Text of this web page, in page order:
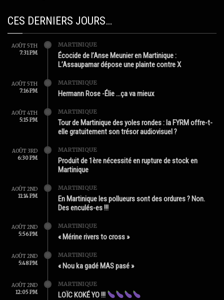
CES DERNIERS JOURS…
AOÛT 5TH
7:31 PM
MARTINIQUE
Écocide de l’Anse Meunier en Martinique :
L’Assaupamar dépose une plainte contre X
AOÛT 5TH
7:16 PM
MARTINIQUE
Hermann Rose -Élie …ça va mieux
AOÛT 4TH
5:15 PM
MARTINIQUE
Tour de Martinique des yoles rondes : la FYRM offre-t-
elle gratuitement son trésor audiovisuel ?
AOÛT 3RD
6:30 PM
MARTINIQUE
Produit de 1ère nécessité en rupture de stock en
Martinique
AOÛT 2ND
11:14 PM
MARTINIQUE
En Martinique les pollueurs sont des ordures ? Non.
Des enculés-es !!!
AOÛT 2ND
5:56 PM
MARTINIQUE
« Mérine rivers to cross »
AOÛT 2ND
5:48 PM
MARTINIQUE
« Nou ka gadé MAS pasé »
AOÛT 2ND
12:05 PM
MARTINIQUE
LOÏC KOKÉ YO !!!